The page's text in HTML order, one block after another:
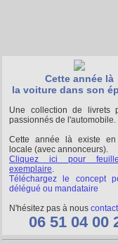
Cette année là
la voiture dans son
Une collection de livrets
passionnés de l'automobile.
Cette année là existe en
locale (avec annonceurs).
Cliquez ici pour
exemplaire.
Téléchargez le concept
délégué ou mandataire
N'hésitez pas à nous
06 51 04 00